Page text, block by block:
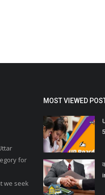
for
we seek
MOST VIEWED